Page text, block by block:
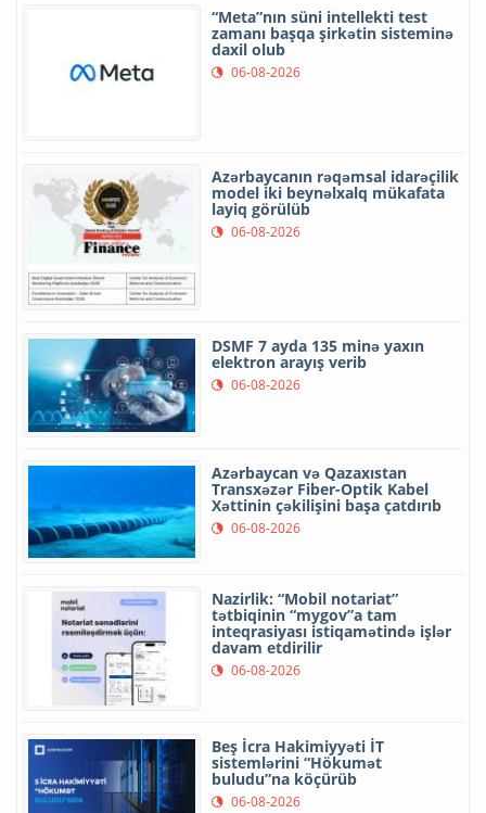
“Meta”nın süni intellekti test
zamanı başqa şirkətin sisteminə
daxil olub
06-08-2026
Azərbaycanın rəqəmsal idarəçilik
model iki beynəlxalq mükafata
layiq görülüb
06-08-2026
DSMF 7 ayda 135 minə yaxın
elektron arayış verib
06-08-2026
Azərbaycan və Qazaxıstan
Transxəzər Fiber-Optik Kabel
Xəttinin çəkilişini başa çatdırıb
06-08-2026
Nazirlik: “Mobil notariat”
tətbiqinin “mygov”a tam
inteqrasiyası istiqamətində işlər
davam etdirilir
06-08-2026
Beş İcra Hakimiyyəti İT
sistemlərini “Hökumət
buludu”na köçürüb
06-08-2026